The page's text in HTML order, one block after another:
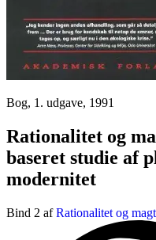
Bog, 1. udgave, 1991
Rationalitet og
baseret studie af
modernitet
Bind 2 afRationalitet og magt